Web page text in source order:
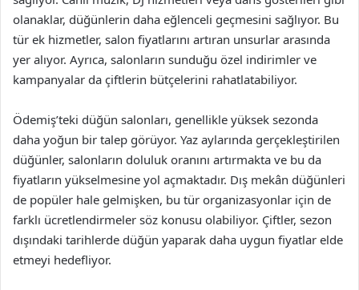
olanaklar, düğünlerin daha eğlenceli geçmesini sağlıyor. Bu
tür ek hizmetler, salon fiyatlarını artıran unsurlar arasında
yer alıyor. Ayrıca, salonların sunduğu özel indirimler ve
kampanyalar da çiftlerin bütçelerini rahatlatabiliyor.
Ödemiş’teki düğün salonları, genellikle yüksek sezonda
daha yoğun bir talep görüyor. Yaz aylarında gerçekleştirilen
düğünler, salonların doluluk oranını artırmakta ve bu da
fiyatların yükselmesine yol açmaktadır. Dış mekân düğünleri
de popüler hale gelmişken, bu tür organizasyonlar için de
farklı ücretlendirmeler söz konusu olabiliyor. Çiftler, sezon
dışındaki tarihlerde düğün yaparak daha uygun fiyatlar elde
etmeyi hedefliyor.